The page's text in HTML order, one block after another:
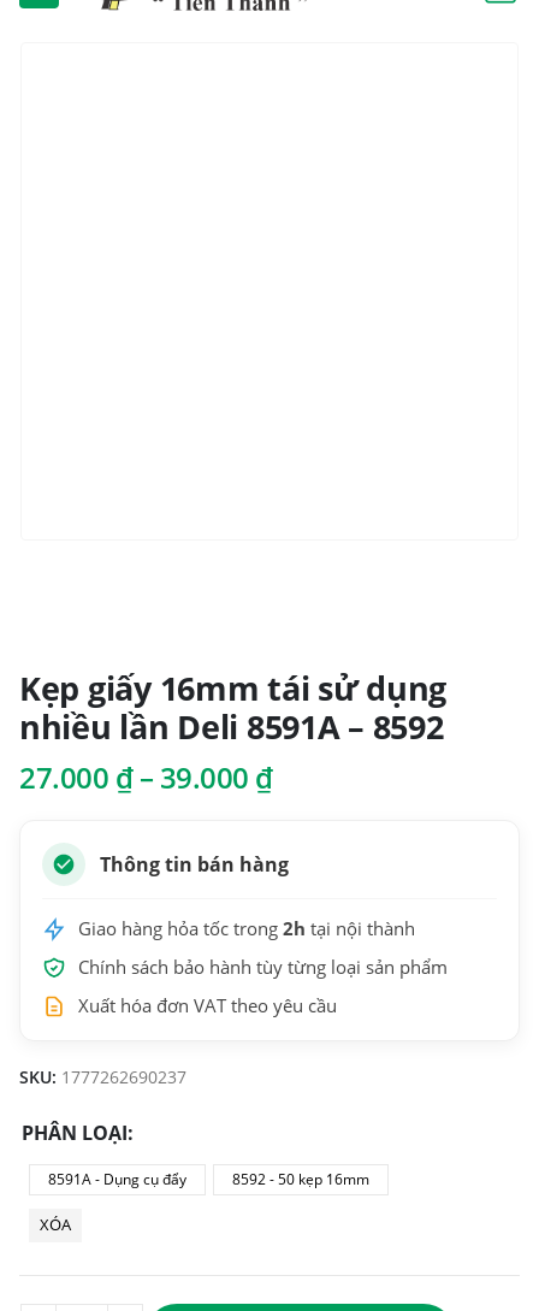
Kẹp giấy 16mm tái sử dụng
nhiều lần Deli 8591A – 8592
27.000 ₫ – 39.000 ₫Khoảng
27.000 ₫
đến
39.000 ₫
Thông tin bán hàng
Giao hàng hỏa tốc trong 2h tại nội thành
Chính sách bảo hành tùy từng loại sản phẩm
Xuất hóa đơn VAT theo yêu cầu
SKU: 1777262690237
PHÂN LOẠI
8591A - Dụng cụ đẩy 8592 - 50 kẹp 16mm
XÓA